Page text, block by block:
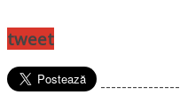
tweet
---------------